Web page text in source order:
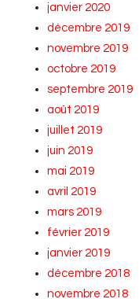
janvier 2020
décembre 2019
novembre 2019
octobre 2019
septembre 2019
août 2019
juillet 2019
juin 2019
mai 2019
avril 2019
mars 2019
février 2019
janvier 2019
décembre 2018
novembre 2018